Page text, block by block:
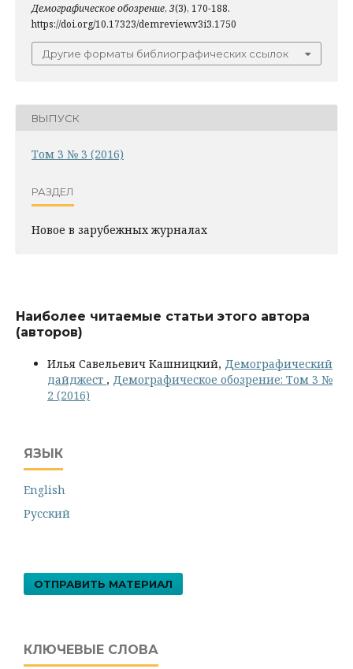
Демографическое обозрение, 3(3), 170-188.
https://doi.org/10.17323/demreview.v3i3.1750
Другие форматы библиографических ссылок
ВЫПУСК
Том 3 № 3 (2016)
РАЗДЕЛ
Новое в зарубежных журналах
Наиболее читаемые статьи этого автора
(авторов)
Илья Савельевич Кашницкий, Демографический
дайджест , Демографическое обозрение: Том 3 №
2 (2016)
ЯЗЫК
English
Русский
ОТПРАВИТЬ МАТЕРИАЛ
КЛЮЧЕВЫЕ СЛОВА